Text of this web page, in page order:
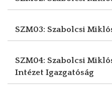
SZM03: Szabolcsi
SZM04: Szabolcsi
Intézet Igazgatóság